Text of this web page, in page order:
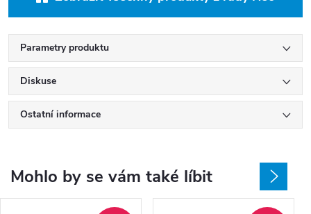
Parametry produktu
Diskuse
Ostatní informace
Mohlo by se vám také líbit